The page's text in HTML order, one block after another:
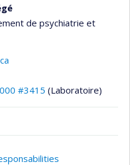
de psychiatrie et
#3415 (Laboratoire)